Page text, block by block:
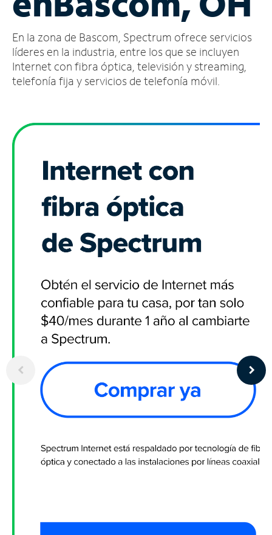
cuenta
Encuentra
una
tienda
En la zona de Bascom, Spectrum ofrece servicios
líderes en la industria, entre los que se incluyen
Internet con fibra óptica, televisión y streaming,
telefonía fija y servicios de telefonía móvil.